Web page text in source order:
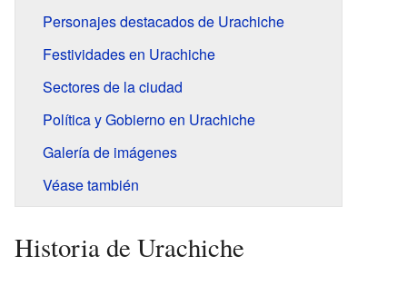
Personajes destacados de Urachiche
Festividades en Urachiche
Sectores de la ciudad
Política y Gobierno en Urachiche
Galería de imágenes
Véase también
Historia de Urachiche